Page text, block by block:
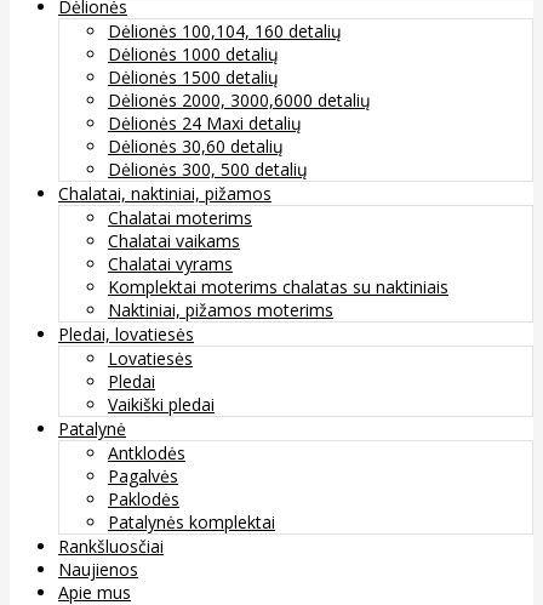
Dėlionės
Dėlionės 100,104, 160 detalių
Dėlionės 1000 detalių
Dėlionės 1500 detalių
Dėlionės 2000, 3000,6000 detalių
Dėlionės 24 Maxi detalių
Dėlionės 30,60 detalių
Dėlionės 300, 500 detalių
Chalatai, naktiniai, pižamos
Chalatai moterims
Chalatai vaikams
Chalatai vyrams
Komplektai moterims chalatas su naktiniais
Naktiniai, pižamos moterims
Pledai, lovatiesės
Lovatiesės
Pledai
Vaikiški pledai
Patalynė
Antklodės
Pagalvės
Paklodės
Patalynės komplektai
Rankšluosčiai
Naujienos
Apie mus